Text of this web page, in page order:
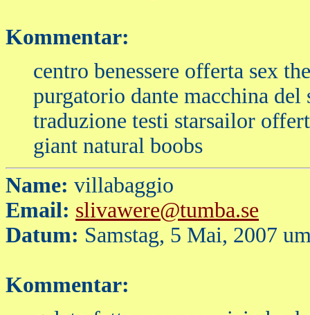
Kommentar:
centro benessere offerta sex
purgatorio dante macchina del
traduzione testi starsailor
giant natural boobs
Name: villabaggio
Email: slivawere@tumba.se
Datum: Samstag, 5 Mai, 2007
Kommentar: